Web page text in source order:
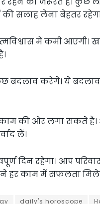
सलाह लेना बेहतर
में कमी आएगी।
बदलाव करेंगे। ये
की ओर लगा सकते हैं।
लें।
दिन रहेगा। आप
काम में सफलता
daily's horoscope